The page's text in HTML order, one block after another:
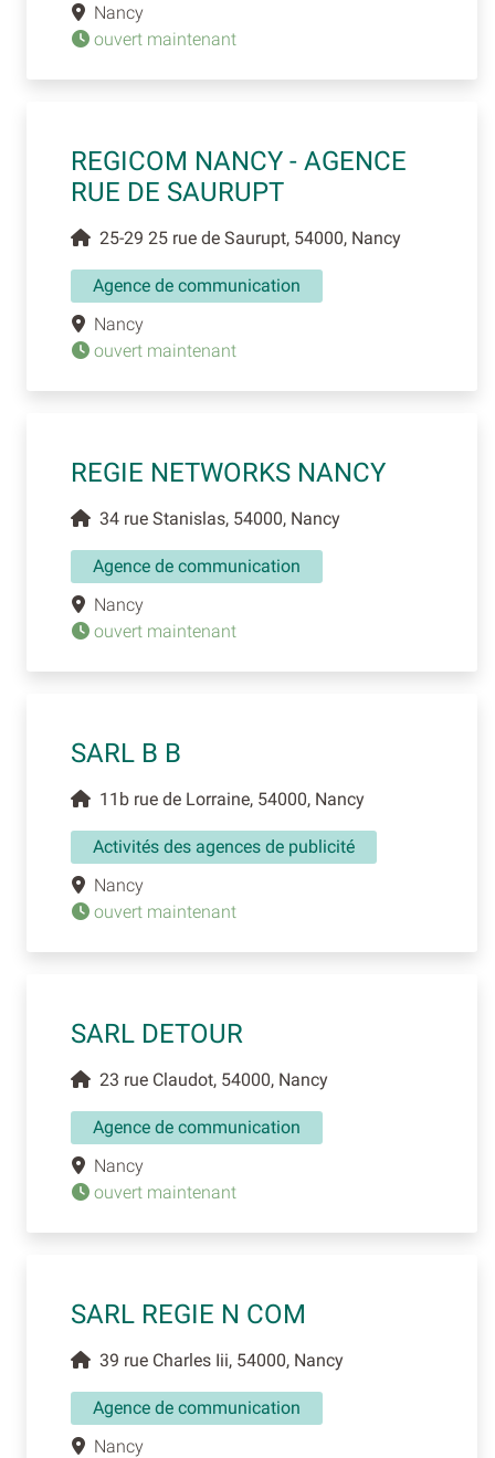
Nancy
ouvert maintenant
REGICOM NANCY - AGENCE
RUE DE SAURUPT
25-29 25 rue de Saurupt, 54000, Nancy
Agence de communication
Nancy
ouvert maintenant
REGIE NETWORKS NANCY
34 rue Stanislas, 54000, Nancy
Agence de communication
Nancy
ouvert maintenant
SARL B B
11b rue de Lorraine, 54000, Nancy
Activités des agences de publicité
Nancy
ouvert maintenant
SARL DETOUR
23 rue Claudot, 54000, Nancy
Agence de communication
Nancy
ouvert maintenant
SARL REGIE N COM
39 rue Charles Iii, 54000, Nancy
Agence de communication
Nancy